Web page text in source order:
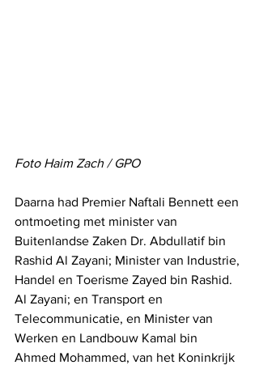
Foto Haim Zach / GPO
Daarna had Premier Naftali Bennett een
ontmoeting met minister van
Buitenlandse Zaken Dr. Abdullatif bin
Rashid Al Zayani; Minister van Industrie,
Handel en Toerisme Zayed bin Rashid.
Al Zayani; en Transport en
Telecommunicatie, en Minister van
Werken en Landbouw Kamal bin
Ahmed Mohammed, van het Koninkrijk